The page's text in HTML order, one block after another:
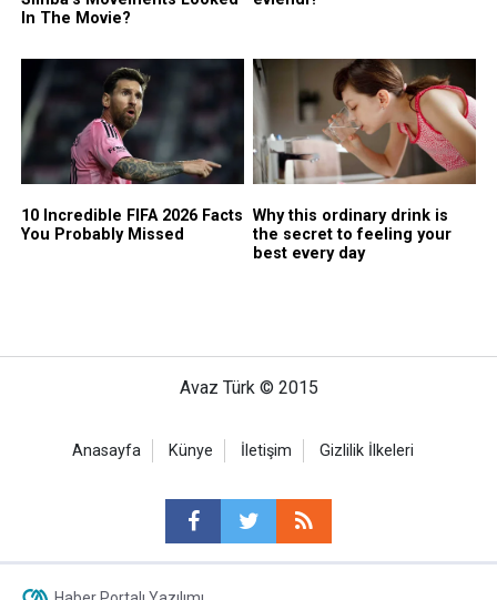
Avaz Türk © 2015
Anasayfa Künye İletişim Gizlilik İlkeleri